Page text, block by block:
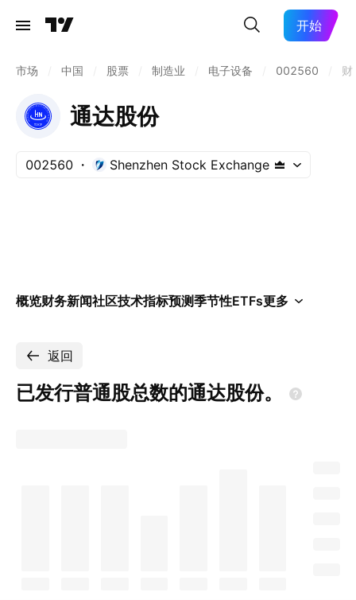
开始
市场 中国 股票 制造业 电子设备 002560 财
通达股份
002560 Shenzhen Stock Exchange
概览财务新闻社区技术指标预测季节性ETFs更多
返回
已发行普通股总数的通达股份。